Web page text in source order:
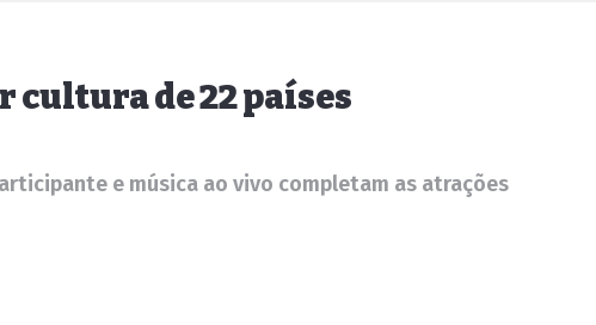
cultura de 22 países
e música ao vivo completam as atrações